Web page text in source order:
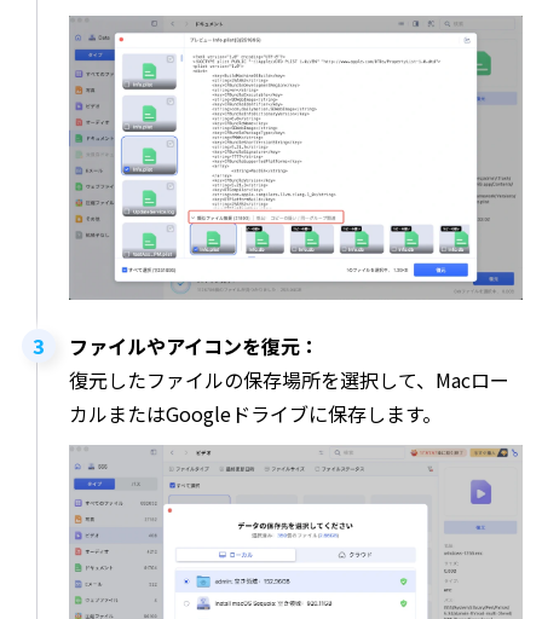
ファイルやアイコンを復元：
復元したファイルの保存場所を選択して、Macロー
カルまたはGoogleドライブに保存します。